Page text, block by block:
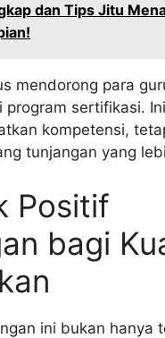
dan Tips Jitu
mendorong para
program sertifikasi.
kompetensi,
tunjangan yang
Positif
bagi
ini bukan hanya